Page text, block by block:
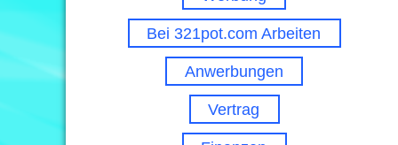
Bei 321pot.com Arbeiten
Anwerbungen
Vertrag